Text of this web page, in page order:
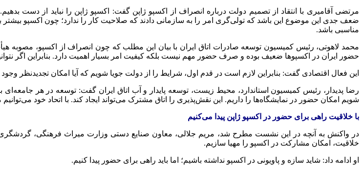
مرتضی آقامیری با انتقاد از تصمیم دولت درباره انصراف از اکسپو ژاپن گفت: اکسپو ژاپن را نباید از
ضعف جدی این موضوع این باشد کهتولی‌گری امر را به سازمانی دادند که صلاحیت کار را ندارد؛ چون اکسپو
مناسبی باشد.
محمد لاهوتی، رئیس کمیسیون توسعه صادرات اتاق ایران با بیان این مطلب که چون انصراف از اکسپو، مصوبه
حضور ایران در
اکسپوها ضعیف بوده و صرف حضور مهم نیست بلکه کیفیت امر بسیار اهمیت دارد. بنابراین اگر
این فعال اقتصادی گفت: بنابراین لازم است در قدم اول، شرایط را از دولت جویا شویم که آیا امکان تجدیدنظر
رضا پدیدار، رئیس کمیسیون استاندارد، محیط زیست، توسعه پایدار و آب اتاق ایران گفت: توسعه در هر جامعه‌ای
شویم امکان حضور در نمایشگاه‌ها را داریم. این نقش‌پذیری را اتاق مشترک می‌تواند ایجاد کند. با اتحاد خود
با خلاقیت راهی برای حضور در اکسپو ژاپن پیدا می‌کنیم
در واکنش به آنچه در این نشست مطرح شد، مریم جلالی، معاون صنایع دستی وزارت میراث فرهنگی، گردشگری
خلاقیت، امکان مشارکت در اکسپو را مهیا سازیم.
او ادامه داد: شاید سازه و پاویونی در اکسپو نداشته باشیم؛ اما باید راهی برای حضور پیدا کنیم.